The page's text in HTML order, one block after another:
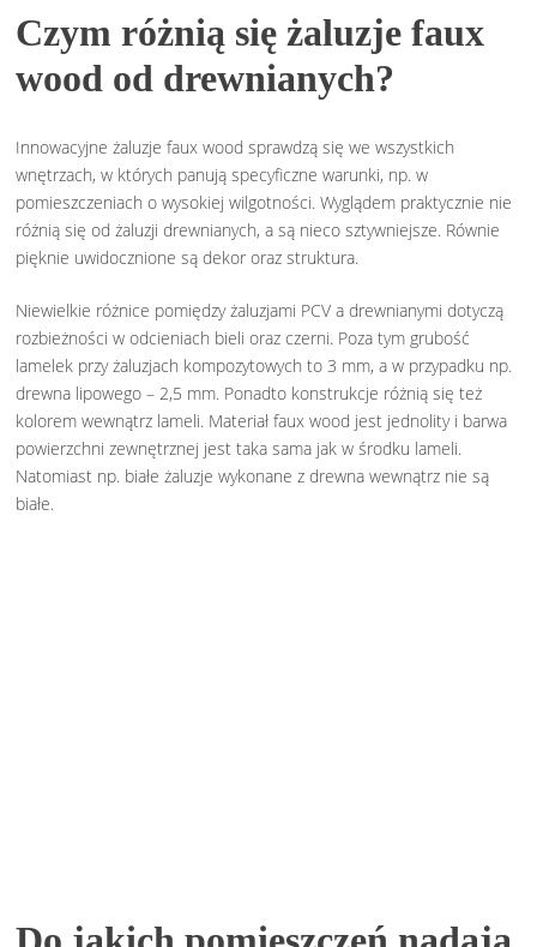
Czym różnią się żaluzje faux
wood od drewnianych?
Innowacyjne żaluzje faux wood sprawdzą się we wszystkich
wnętrzach, w których panują specyficzne warunki, np. w
pomieszczeniach o wysokiej wilgotności. Wyglądem praktycznie nie
różnią się od żaluzji drewnianych, a są nieco sztywniejsze. Równie
pięknie uwidocznione są dekor oraz struktura.
Niewielkie różnice pomiędzy żaluzjami PCV a drewnianymi dotyczą
rozbieżności w odcieniach bieli oraz czerni. Poza tym grubość
lamelek przy żaluzjach kompozytowych to 3 mm, a w przypadku np.
drewna lipowego – 2,5 mm. Ponadto konstrukcje różnią się też
kolorem wewnątrz lameli. Materiał faux wood jest jednolity i barwa
powierzchni zewnętrznej jest taka sama jak w środku lameli.
Natomiast np. białe żaluzje wykonane z drewna wewnątrz nie są
białe.